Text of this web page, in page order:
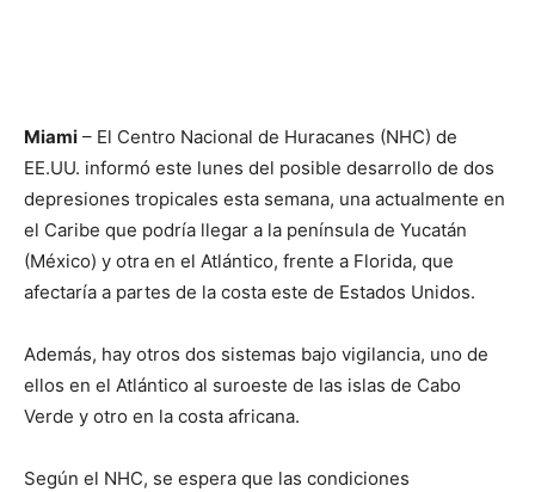
Miami – El Centro Nacional de Huracanes (NHC) de
EE.UU. informó este lunes del posible desarrollo de dos
depresiones tropicales esta semana, una actualmente en
el Caribe que podría llegar a la península de Yucatán
(México) y otra en el Atlántico, frente a Florida, que
afectaría a partes de la costa este de Estados Unidos.
Además, hay otros dos sistemas bajo vigilancia, uno de
ellos en el Atlántico al suroeste de las islas de Cabo
Verde y otro en la costa africana.
Según el NHC, se espera que las condiciones